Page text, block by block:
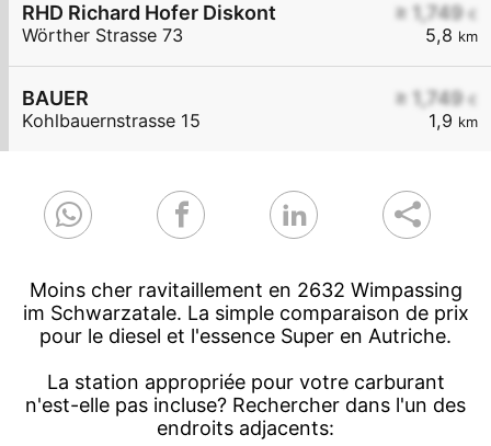
≥ 1,749 €
5,8 km
RHD Richard Hofer Diskont
Wörther Strasse 73
≥ 1,749 €
1,9 km
BAUER
Kohlbauernstrasse 15
Moins cher ravitaillement en 2632 Wimpassing
im Schwarzatale. La simple comparaison de prix
pour le diesel et l'essence Super en Autriche.
La station appropriée pour votre carburant
n'est-elle pas incluse? Rechercher dans l'un des
endroits adjacents: